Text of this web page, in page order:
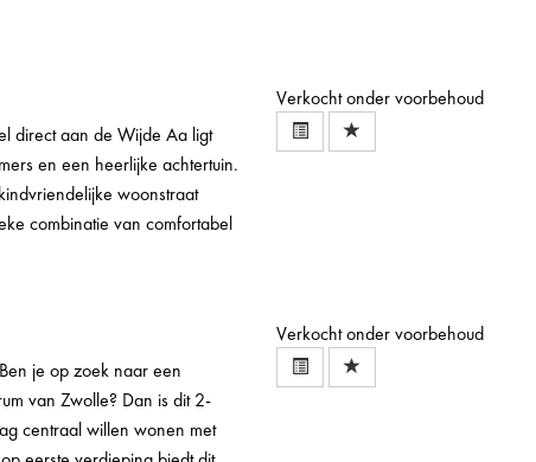
direct aan de Wijde Aa ligt
en een heerlijke achtertuin.
woonstraat
combinatie van comfortabel
Verkocht onder voorbehoud
je op zoek naar een
van Zwolle? Dan is dit 2-
centraal willen wonen met
Verkocht onder voorbehoud